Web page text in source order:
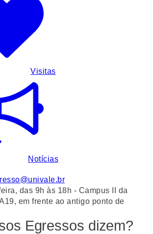
Visitas
Notícias
das 9h às 18h - Campus II da
em frente ao antigo ponto de
Egressos dizem?